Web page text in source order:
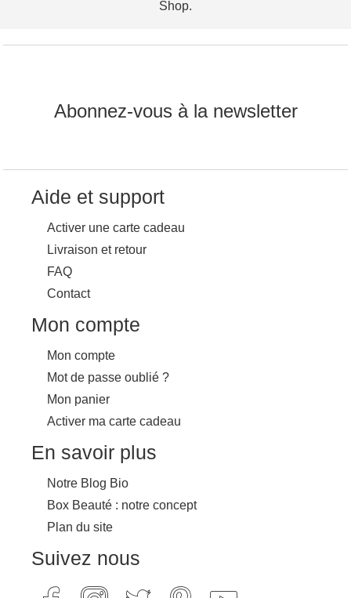
Shop.
Abonnez-vous à la newsletter
Aide et support
Activer une carte cadeau
Livraison et retour
FAQ
Contact
Mon compte
Mon compte
Mot de passe oublié ?
Mon panier
Activer ma carte cadeau
En savoir plus
Notre Blog Bio
Box Beauté : notre concept
Plan du site
Suivez nous